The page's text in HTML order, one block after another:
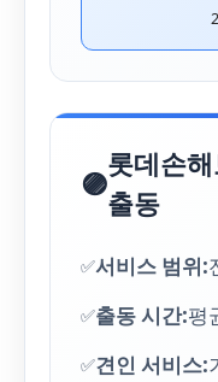
🟣
롯데손
출동
서비스 범위:
출동 시간:평
견인 서비스: